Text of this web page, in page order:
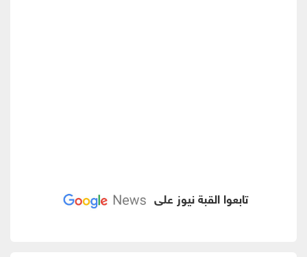
تابعوا القبة نيوز على